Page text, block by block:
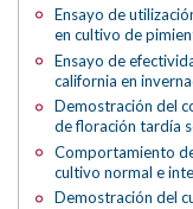
Ensayo de
en cultivo de
Ensayo de
california en
Demostración del
de floración tardía
Comportamiento
cultivo normal e
Demostración del